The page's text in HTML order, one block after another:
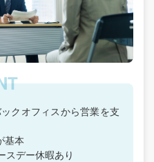
クオフィスから営業を支
基本
デー休暇あり